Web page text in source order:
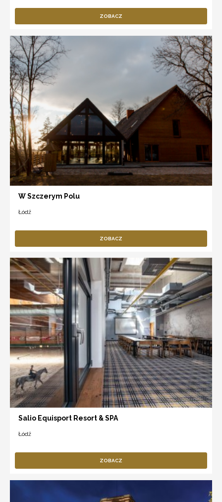
ZOBACZ
W Szczerym Polu
Łódź
ZOBACZ
Salio Equisport Resort & SPA
Łódź
ZOBACZ